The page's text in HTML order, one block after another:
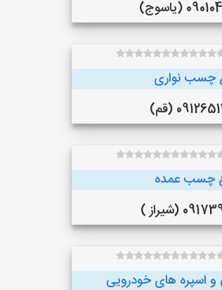
(یاسوج)
چسب نواری
(قم)
چسب عمده
(شیراز )
های خودرویی